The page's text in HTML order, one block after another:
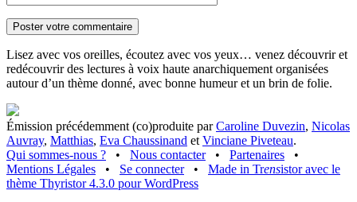
Lisez avec vos oreilles, écoutez avec vos yeux… venez découvrir et
redécouvrir des lectures à voix haute anarchiquement organisées
autour d’un thème donné, avec bonne humeur et un brin de folie.
Émission précédemment (co)produite parCaroline Duvezin, Nicolas
Auvray, Matthias, Eva Chaussinand et Vinciane Piveteau.
Qui sommes-nous ?
• Nous contacter • Partenaires
•
Mentions Légales
• Se connecter • Made in Trensistor avec le
thème Thyristor 4.3.0 pour WordPress